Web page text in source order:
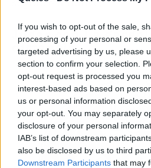
If you wish to opt-out of the sale,
processing of your personal or
targeted advertising by us, please
section to confirm your selection.
opt-out request is processed you
interest-based ads based on
us or personal information
your opt-out. You may separately
disclosure of your personal
IAB’s list of downstream
also be disclosed by us to third
Downstream Participants that may
Jugar con La
distancia